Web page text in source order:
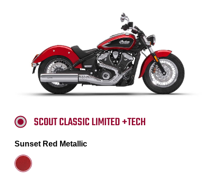
SCOUT CLASSIC LIMITED +TECH
Sunset Red Metallic